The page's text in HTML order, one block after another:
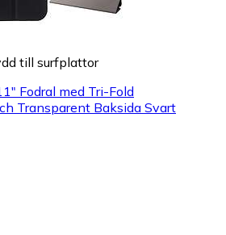
till surfplattor
Fodral med Tri-Fold
Transparent Baksida Svart